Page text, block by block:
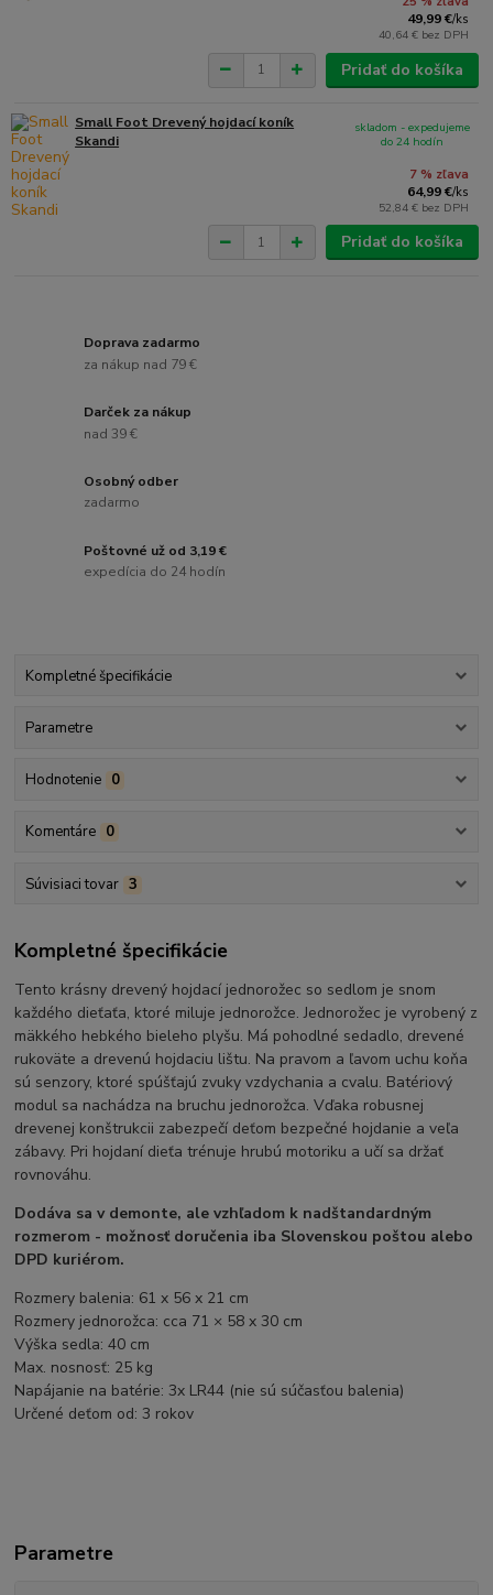
49,99 €/ks
40,64 € bez DPH
Pridať do košíka
Small Foot Drevený hojdací koník
Skandi
7 % zľava
64,99 €/ks
52,84 € bez DPH
skladom - expedujeme
do 24 hodín
Pridať do košíka
Doprava zadarmo
za nákup nad 79 €
Darček za nákup
nad 39 €
Osobný odber
zadarmo
Poštovné už od 3,19 €
expedícia do 24 hodín
Kompletné špecifikácie
Parametre
Hodnotenie 0
Komentáre 0
Súvisiaci tovar 3
Kompletné špecifikácie
Tento krásny drevený hojdací jednorožec so sedlom je snom
každého dieťaťa, ktoré miluje jednorožce. Jednorožec je vyrobený z
mäkkého hebkého bieleho plyšu. Má pohodlné sedadlo, drevené
rukoväte a drevenú hojdaciu lištu. Na pravom a ľavom uchu koňa
sú senzory, ktoré spúšťajú zvuky vzdychania a cvalu. Batériový
modul sa nachádza na bruchu jednorožca. Vďaka robusnej
drevenej konštrukcii zabezpečí deťom bezpečné hojdanie a veľa
zábavy. Pri hojdaní dieťa trénuje hrubú motoriku a učí sa držať
rovnováhu.
Dodáva sa v demonte, ale vzhľadom k nadštandardným
rozmerom - možnosť doručenia iba Slovenskou poštou alebo
DPD kuriérom.
Rozmery balenia: 61 x 56 x 21 cm
Rozmery jednorožca: cca 71 × 58 x 30 cm
Výška sedla: 40 cm
Max. nosnosť: 25 kg
Napájanie na batérie: 3x LR44 (nie sú súčasťou balenia)
Určené deťom od: 3 rokov
Parametre